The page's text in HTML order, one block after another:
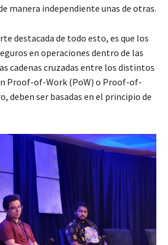
manera independiente unas de otras.
destacada de todo esto, es que los
en operaciones dentro de las
cadenas cruzadas entre los distintos
Proof-of-Work (PoW) o Proof-of-
deben ser basadas en el principio de